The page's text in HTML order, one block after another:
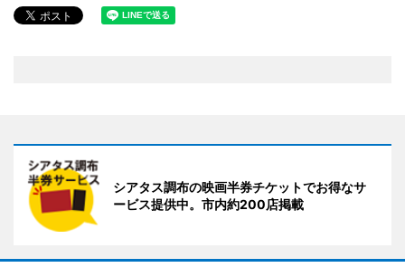
シアタス調布の映画半券チケットでお得なサ
ービス提供中。市内約200店掲載